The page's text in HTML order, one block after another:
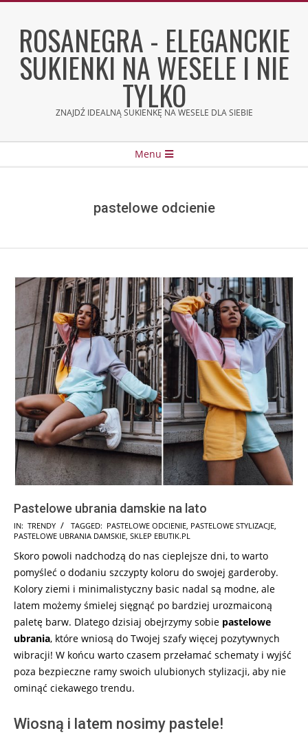
contentROSANEGRA - ELEGANCKIE
SUKIENKI NA WESELE I NIE
TYLKO
ZNAJDŹ IDEALNĄ SUKIENKĘ NA WESELE DLA SIEBIE
Menu
pastelowe odcienie
Pastelowe ubrania damskie na lato
2026-
06-
24
IN: TRENDY TAGGED: PASTELOWE ODCIENIE, PASTELOWE STYLIZACJE,
PASTELOWE UBRANIA DAMSKIE, SKLEP EBUTIK.PL
Skoro powoli nadchodzą do nas cieplejsze dni, to warto
pomyśleć o dodaniu szczypty koloru do swojej garderoby.
Kolory ziemi i minimalistyczny basic nadal są modne, ale
latem możemy śmielej sięgnąć po bardziej urozmaiconą
paletę barw. Dlatego dzisiaj obejrzymy sobie pastelowe
ubrania, które wniosą do Twojej szafy więcej pozytywnych
wibracji! W końcu warto czasem przełamać schematy i wyjść
poza bezpieczne ramy swoich ulubionych stylizacji, aby nie
ominąć ciekawego trendu.
Wiosną i latem nosimy pastele!